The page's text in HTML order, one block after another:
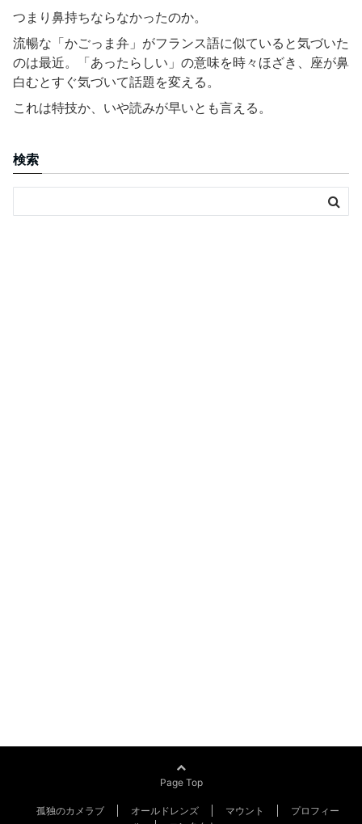
つまり鼻持ちならなかったのか。
流暢な「かごっま弁」がフランス語に似ていると気づいた
のは最近。「あったらしい」の意味を時々ほざき、座が鼻
白むとすぐ気づいて話題を変える。
これは特技か、いや読みが早いとも言える。
検索
Page Top
孤独のカメラブ オールドレンズ マウント
プロフィー